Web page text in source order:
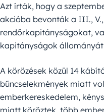
Azt írták, hogy a
akcióba bevonták a III.,
rendőrkapitányságokat,
kapitányságok állományát
A körözések közül 14
bűncselekmények miatt
emberkereskedelem,
miatt köröztek, több